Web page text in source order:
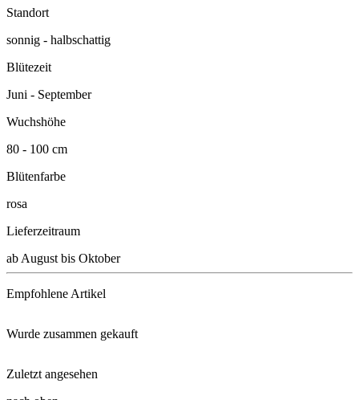
Standort
sonnig - halbschattig
Blütezeit
Juni - September
Wuchshöhe
80 - 100 cm
Blütenfarbe
rosa
Lieferzeitraum
ab August bis Oktober
Empfohlene Artikel
Wurde zusammen gekauft
Zuletzt angesehen